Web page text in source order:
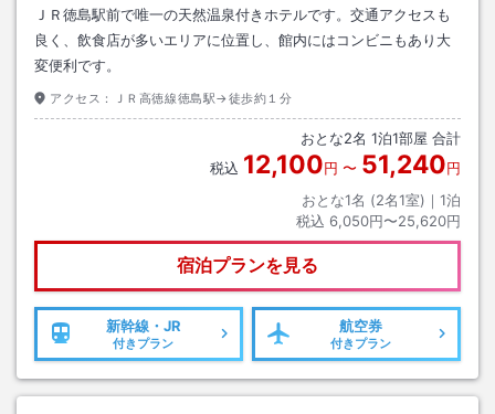
ＪＲ徳島駅前で唯一の天然温泉付きホテルです。交通アクセスも
良く、飲食店が多いエリアに位置し、館内にはコンビニもあり大
変便利です。
アクセス： ＪＲ高徳線徳島駅→徒歩約１分
おとな2名 1泊1部屋 合計
税込 12,100円 〜 51,240円
おとな1名 (2名1室)｜ 1泊
税込 6,050円〜25,620円
宿泊プランを見る
新幹線・JR
付きプラン
航空券
付きプラン